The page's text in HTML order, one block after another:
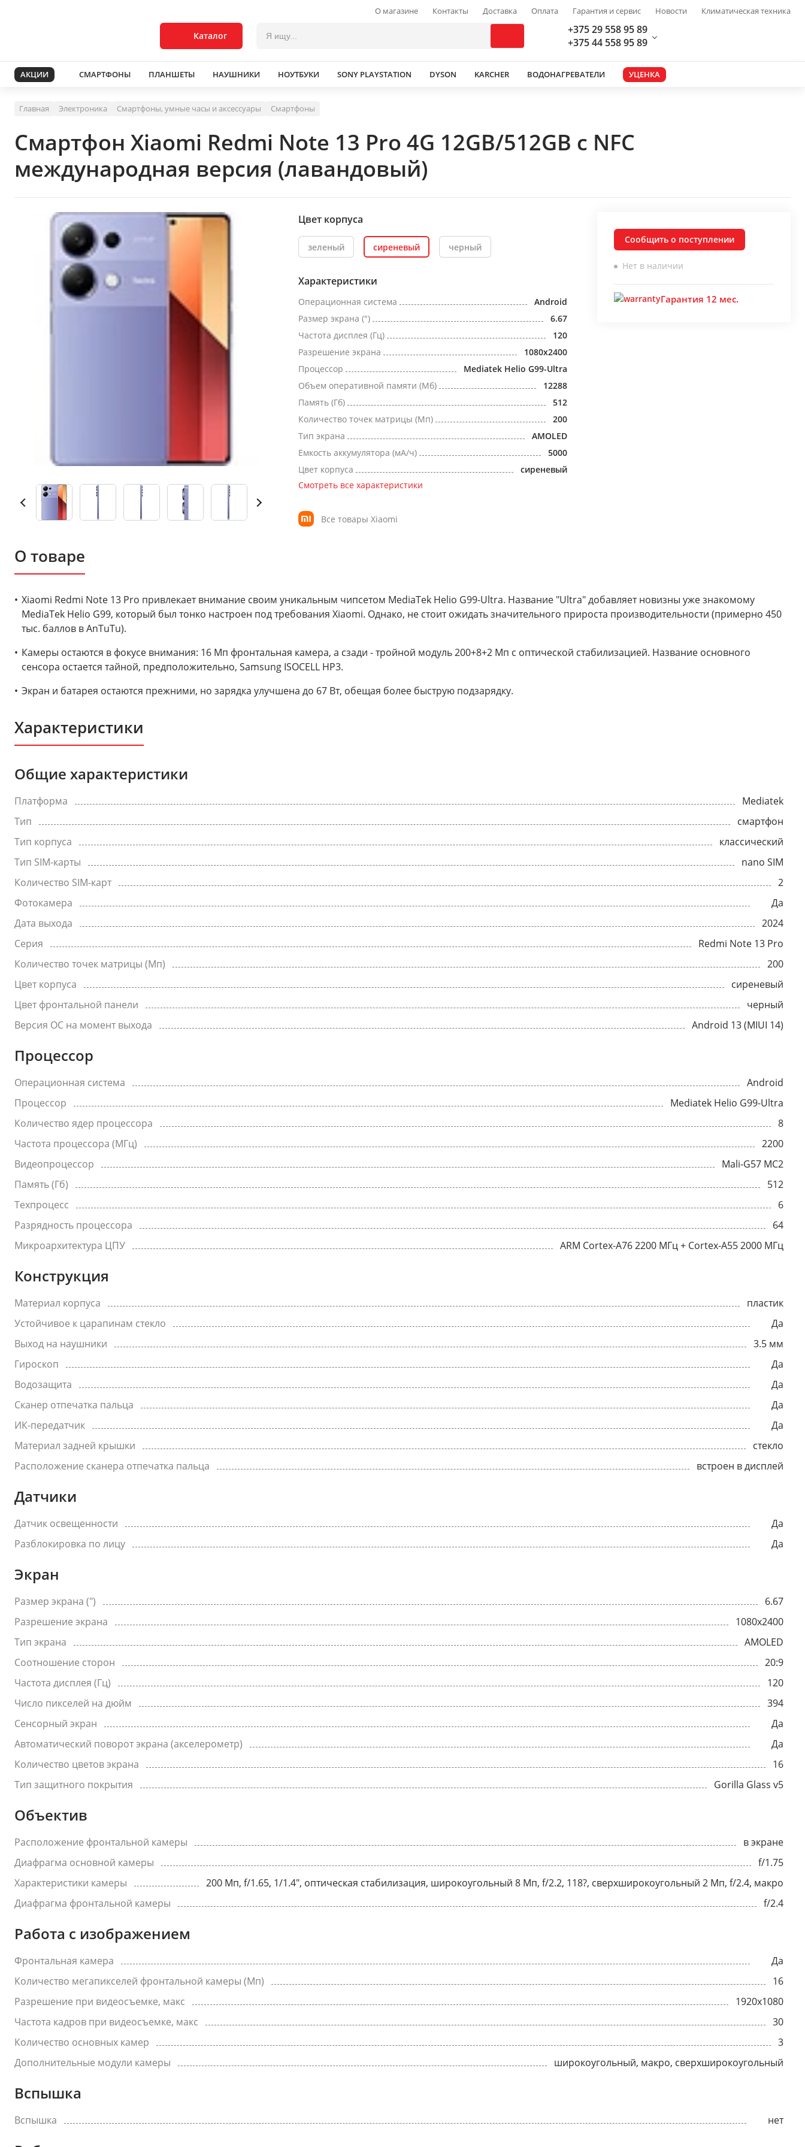
О магазине Контакты Доставка Оплата Гарантия и сервис Новости Климатическая техника
Каталог
+375 29 558 95 89
+375 44 558 95 89
АКЦИИ СМАРТФОНЫ ПЛАНШЕТЫ НАУШНИКИ НОУТБУКИ SONY PLAYSTATION DYSON KARCHER ВОДОНАГРЕВАТЕЛИ УЦЕНКА
Главная Электроника Смартфоны, умные часы и аксессуары Смартфоны
Смартфон Xiaomi Redmi Note 13 Pro 4G 12GB/512GB с NFC
международная версия (лавандовый)
Цвет корпуса
зеленый сиреневый черный
Характеристики
Операционная система
Android
Размер экрана (")
6.67
Частота дисплея (Гц)
120
Разрешение экрана
1080x2400
Процессор
Mediatek Helio G99-Ultra
Объем оперативной памяти (Мб)
12288
Память (Гб)
512
Количество точек матрицы (Мп)
200
Тип экрана
AMOLED
Емкость аккумулятора (мА/ч)
5000
Цвет корпуса
сиреневый
Смотреть все характеристики
Все товары Xiaomi
Сообщить о поступлении
Нет в наличии
Гарантия 12 мес.
О товаре
Xiaomi Redmi Note 13 Pro привлекает внимание своим уникальным чипсетом MediaTek Helio G99-Ultra. Название "Ultra" добавляет новизны уже знакомому
MediaTek Helio G99, который был тонко настроен под требования Xiaomi. Однако, не стоит ожидать значительного прироста производительности (примерно 450
тыс. баллов в AnTuTu).
Камеры остаются в фокусе внимания: 16 Мп фронтальная камера, а сзади - тройной модуль 200+8+2 Мп с оптической стабилизацией. Название основного
сенсора остается тайной, предположительно, Samsung ISOCELL HP3.
Экран и батарея остаются прежними, но зарядка улучшена до 67 Вт, обещая более быструю подзарядку.
Характеристики
Общие характеристики
Платформа
Mediatek
Тип
смартфон
Тип корпуса
классический
Тип SIM-карты
nano SIM
Количество SIM-карт
2
Фотокамера
Да
Дата выхода
2024
Серия
Redmi Note 13 Pro
Количество точек матрицы (Мп)
200
Цвет корпуса
сиреневый
Цвет фронтальной панели
черный
Версия ОС на момент выхода
Android 13 (MIUI 14)
Процессор
Операционная система
Android
Процессор
Mediatek Helio G99-Ultra
Количество ядер процессора
8
Частота процессора (МГц)
2200
Видеопроцессор
Mali-G57 MC2
Память (Гб)
512
Техпроцесс
6
Разрядность процессора
64
Микроархитектура ЦПУ
ARM Cortex-A76 2200 МГц + Cortex-A55 2000 МГц
Конструкция
Материал корпуса
пластик
Устойчивое к царапинам стекло
Да
Выход на наушники
3.5 мм
Гироскоп
Да
Водозащита
Да
Сканер отпечатка пальца
Да
ИК-передатчик
Да
Материал задней крышки
стекло
Расположение сканера отпечатка пальца
встроен в дисплей
Датчики
Датчик освещенности
Да
Разблокировка по лицу
Да
Экран
Размер экрана (")
6.67
Разрешение экрана
1080x2400
Тип экрана
AMOLED
Соотношение сторон
20:9
Частота дисплея (Гц)
120
Число пикселей на дюйм
394
Сенсорный экран
Да
Автоматический поворот экрана (акселерометр)
Да
Количество цветов экрана
16
Тип защитного покрытия
Gorilla Glass v5
Объектив
Расположение фронтальной камеры
в экране
Диафрагма основной камеры
f/1.75
Характеристики камеры
200 Мп, f/1.65, 1/1.4", оптическая стабилизация, широкоугольный 8 Мп, f/2.2, 118?, сверхширокоугольный 2 Мп, f/2.4, макро
Диафрагма фронтальной камеры
f/2.4
Работа с изображением
Фронтальная камера
Да
Количество мегапикселей фронтальной камеры (Мп)
16
Разрешение при видеосъемке, макс
1920x1080
Частота кадров при видеосъемке, макс
30
Количество основных камер
3
Дополнительные модули камеры
широкоугольный, макро, сверхширокоугольный
Вспышка
Вспышка нет